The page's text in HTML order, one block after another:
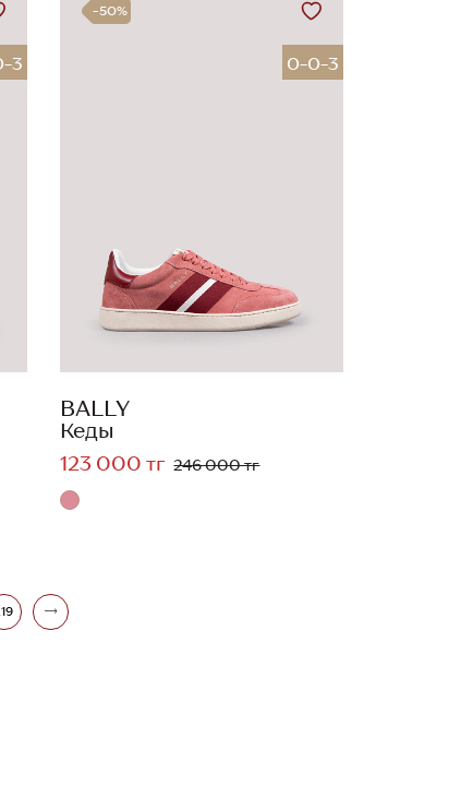
3
-50%
0-0-3
BALLY
Кеды
123 000 тг 246 000 тг